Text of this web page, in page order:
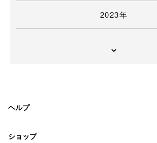
2023年
ヘルプ
ショップ